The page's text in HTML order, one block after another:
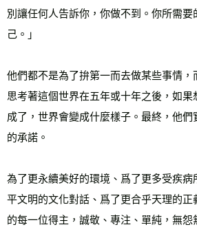
別讓任何人告訴你，你做不到。你所需要
己。」
他們都不是為了拚第一而去做某些事情，
思考著這個世界在五年或十年之後，如
成了，世界會變成什麼樣子。最終，他
的承諾。
為了更永續美好的環境、爲了更多受疾病
平文明的文化對話、爲了更合乎天理的
的每一位得主，誠敬、專注、單純，無